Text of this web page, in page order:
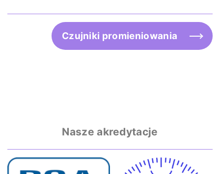
Czujniki promieniowania
Nasze akredytacje